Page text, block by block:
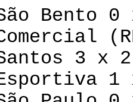
Bento
3 x
1